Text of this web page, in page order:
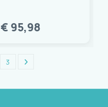
€ 95,98
3